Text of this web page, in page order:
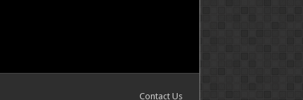
Contact Us